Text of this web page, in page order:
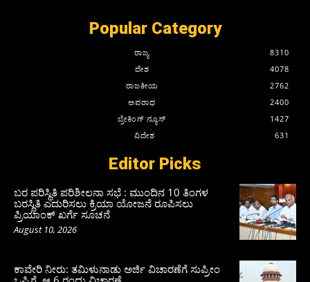
Popular Category
ರಾಜ್ಯ
8310
ದೇಶ
4078
ರಾಜಕೀಯ
2762
ಅಪರಾಧ
2400
ಬ್ರೇಕಿಂಗ್ ನ್ಯೂಸ್
1427
ವಿದೇಶ
631
Editor Picks
ಬರ ಪರಿಸ್ಥಿತಿ ಪರಿಶೀಲನಾ ಸಭೆ : ಮುಂದಿನ 10 ತಿಂಗಳ
ಬರಸ್ಥಿತಿ ಎದುರಿಸಲು ಕ್ರಿಯಾ ಯೋಜನೆ ರೂಪಿಸಲು
ಪ್ರಿಯಾಂಕ್ ಖರ್ಗೆ ಸೂಚನೆ
August 10, 2026
ಕಾವೇರಿ ನೀರು: ತಮಿಳುನಾಡು ಅರ್ಜಿ ವಿಚಾರಣೆಗೆ ಸುಪ್ರೀಂ